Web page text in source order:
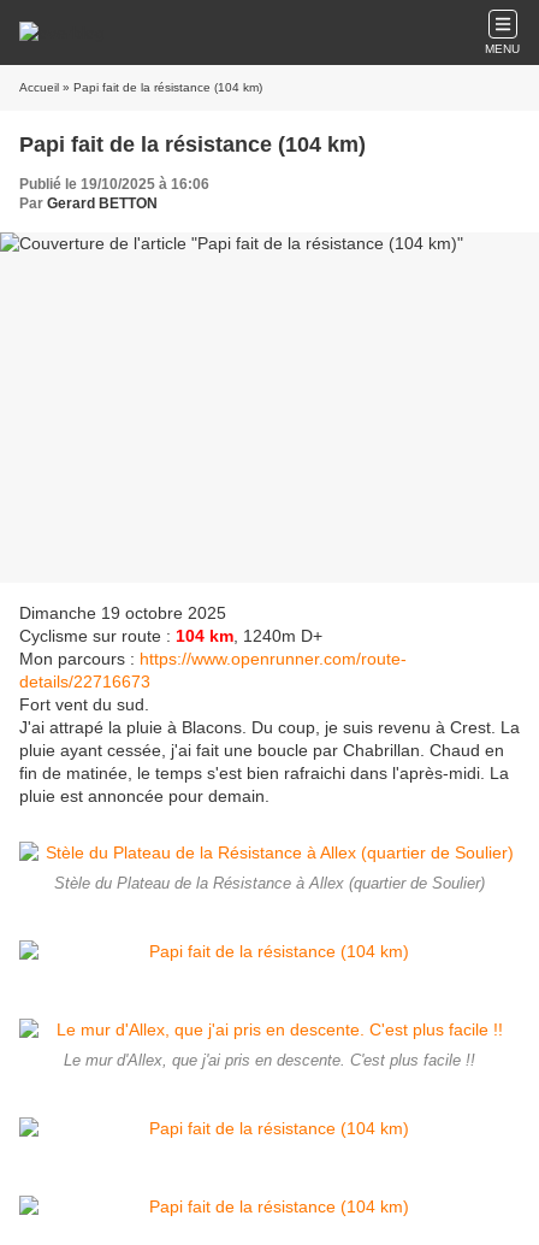
MENU
Accueil » Papi fait de la résistance (104 km)
Papi fait de la résistance (104 km)
Publié le 19/10/2025 à 16:06
Par Gerard BETTON
Dimanche 19 octobre 2025
Cyclisme sur route : 104 km , 1240m D+
Mon parcours : https://www.openrunner.com/route-
details/22716673
Fort vent du sud.
J'ai attrapé la pluie à Blacons. Du coup, je suis revenu à Crest. La
pluie ayant cessée, j'ai fait une boucle par Chabrillan. Chaud en
fin de matinée, le temps s'est bien rafraichi dans l'après-midi. La
pluie est annoncée pour demain.
Stèle du Plateau de la Résistance à Allex (quartier de Soulier)
Le mur d'Allex, que j'ai pris en descente. C'est plus facile !!